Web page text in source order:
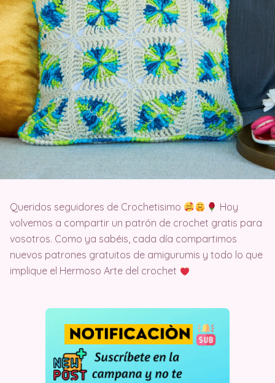
Queridos seguidores de Crochetisimo
Hoy
volvemos a compartir un patrón de crochet gratis para
vosotros. Como ya sabéis, cada día compartimos
nuevos patrones gratuitos de amigurumis y todo lo que
implique el Hermoso Arte del crochet